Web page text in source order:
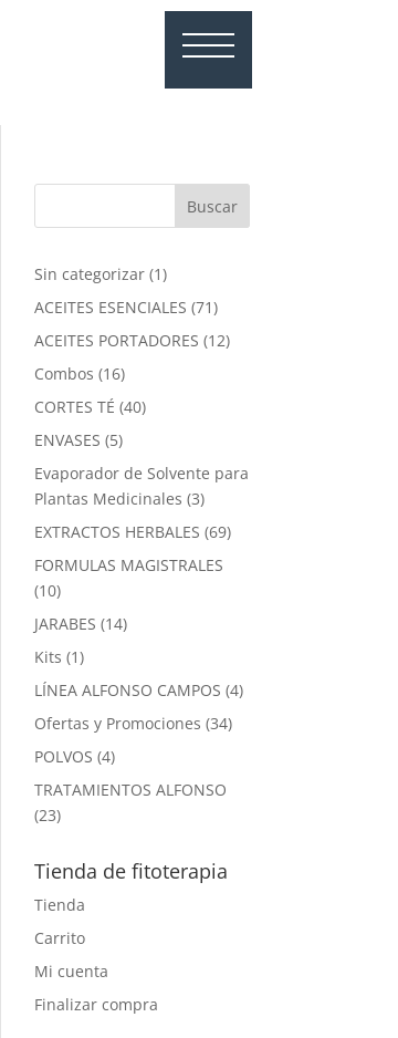
Sin categorizar 11
producto
ACEITES ESENCIALES 7171
productos
ACEITES PORTADORES 1212
Combos 1616
productos
CORTES TÉ 4040
ENVASES 55
productos
Evaporador de Solvente para
Plantas Medicinales 33
productos
EXTRACTOS HERBALES 6969
FORMULAS MAGISTRALES
1010
productos
JARABES 1414
Kits 11
producto
LÍNEA ALFONSO CAMPOS 44
Ofertas y Promociones 3434
POLVOS 44
productos
TRATAMIENTOS ALFONSO
2323
Tienda de fitoterapia
Tienda
Carrito
Mi cuenta
Finalizar compra